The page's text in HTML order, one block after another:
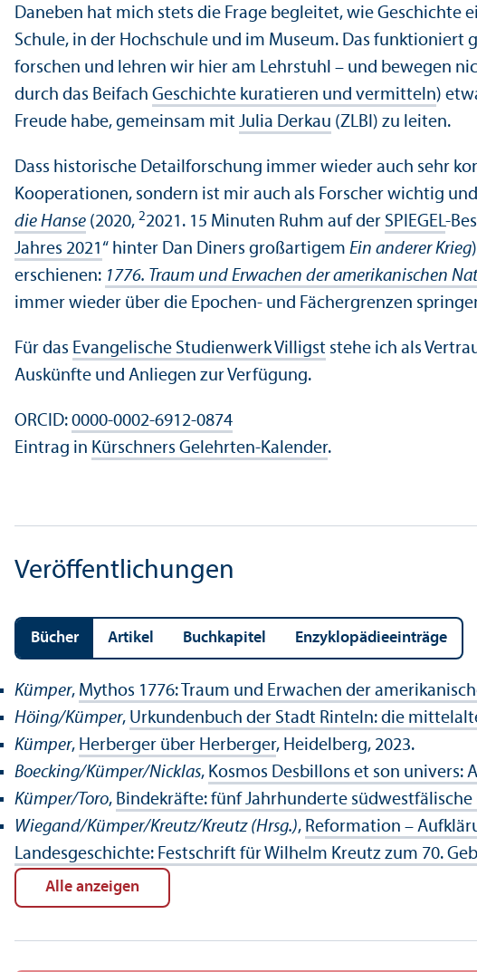
Daneben hat mich stets die Frage begleitet, wie
Schule, in der Hochschule und im Museum. Das
forschen und lehren wir hier am Lehr­stuhl – und bewegen
durch das Beifach Geschichte kuratieren und vermitteln)
Freude habe, gemeinsam mit Julia Derkau (ZLBI) zu leiten.
Dass historische Detailforschung immer wieder auch sehr
Kooperationen, sondern ist mir auch als Forscher wichtig
die Hanse (2020, 22021. 15 Minuten Ruhm auf der SPIEGEL-
Jahres 2021“ hinter Dan Diners großartigem Ein anderer Krieg
erschienen: 1776. Traum und Erwachen der amerikanischen
immer wieder über die Epochen- und Fächergrenzen
Für das Evangelische Studien­werk Villigst stehe ich als
Auskünfte und Anliegen zur Verfügung.
ORCID: 0000-0002-6912-0874
Eintrag in Kürschners Gelehr­ten-Kalender.
Veröffentlichungen
Bücher Artikel Buchkapitel En­zyklopädieeinträge
Kümper, Mythos 1776: Traum und Erwachen der
Höing/Kümper, Urkunden­buch der Stadt Rinteln: die
Kümper, Herberger über Herberger, Heidelberg, 2023.
Boecking/Kümper/Nicklas, Kosmos Desbillons et son univers:
Kümper/Toro, Bindekräfte: fünf Jahrhunderte
Wiegand/Kümper/Kreutz/Kreutz (Hrsg.), Reformation –
Landes­geschichte: Festschrift für Wilhelm Kreutz zum 70.
Alle anzeigen